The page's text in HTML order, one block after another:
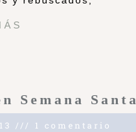
Semana Santa
1 comentario